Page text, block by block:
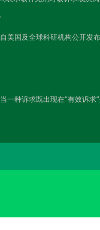
美国及全球科研机构公开发
一种诉求既出现在“有效诉